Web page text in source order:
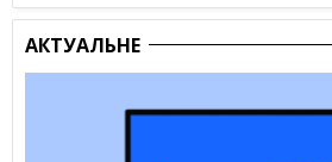
АКТУАЛЬНЕ